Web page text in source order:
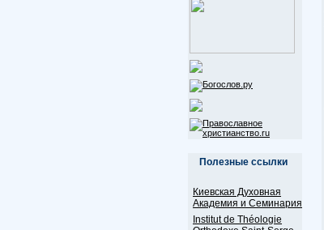
Полезные ссылки
Киевская Духовная
Академия и Семинария
Institut de Théologie